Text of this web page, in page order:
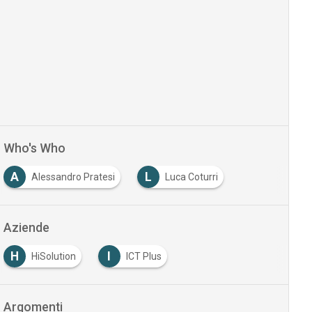
Who's Who
A Alessandro Pratesi L Luca Coturri
Aziende
H HiSolution ICT Plus
Argomenti